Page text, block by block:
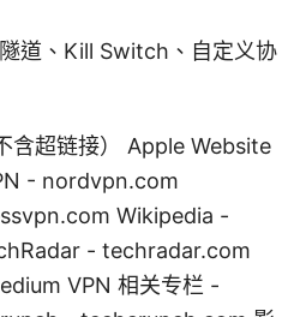
道、Kill Switch、自定义协
含超链接） Apple Website
- nordvpn.com
Wikipedia -
- techradar.com
VPN 相关专栏 -